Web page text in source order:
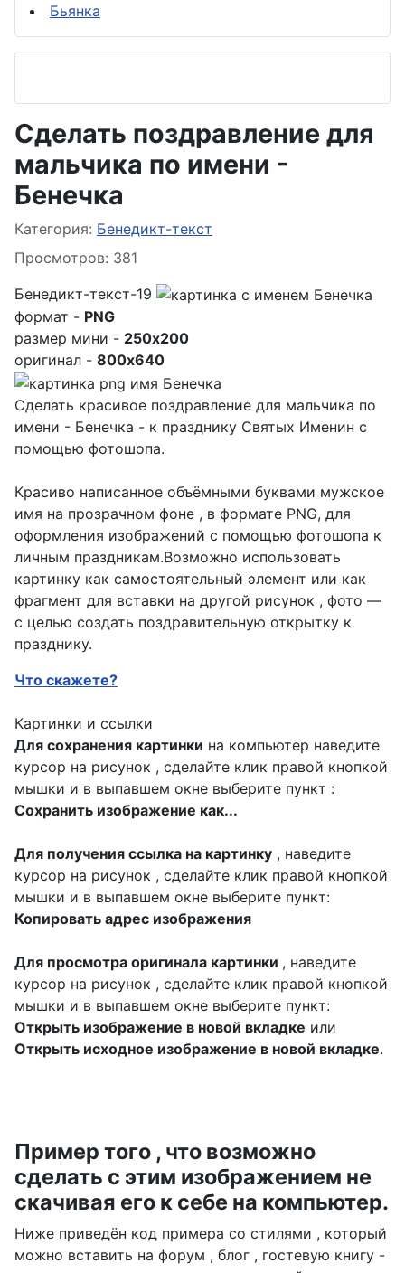
Бьянка
Сделать поздравление для
мальчика по имени -
Бенечка
Информация о материале
Категория: Бенедикт-текст
Просмотров: 381
Бенедикт-текст-19
формат - PNG
размер мини - 250x200
оригинал - 800x640
Сделать красивое поздравление для мальчика по
имени - Бенечка - к празднику Святых Именин с
помощью фотошопа.
Красиво написанное объёмными буквами мужское
имя на прозрачном фоне , в формате PNG, для
оформления изображений с помощью фотошопа к
личным праздникам.Возможно использовать
картинку как самостоятельный элемент или как
фрагмент для вставки на другой рисунок , фото —
с целью создать поздравительную открытку к
празднику.
Что скажете?
Картинки и ссылки
Для сохранения картинки на компьютер наведите
курсор на рисунок , сделайте клик правой кнопкой
мышки и в выпавшем окне выберите пункт :
Сохранить изображение как...
Для получения ссылка на картинку , наведите
курсор на рисунок , сделайте клик правой кнопкой
мышки и в выпавшем окне выберите пункт:
Копировать адрес изображения
Для просмотра оригинала картинки , наведите
курсор на рисунок , сделайте клик правой кнопкой
мышки и в выпавшем окне выберите пункт:
Открыть изображение в новой вкладке или
Открыть исходное изображение в новой вкладке.
Пример того , что возможно
сделать с этим изображением не
скачивая его к себе на компьютер.
Ниже приведён код примера со стилями , который
можно вставить на форум , блог , гостевую книгу -